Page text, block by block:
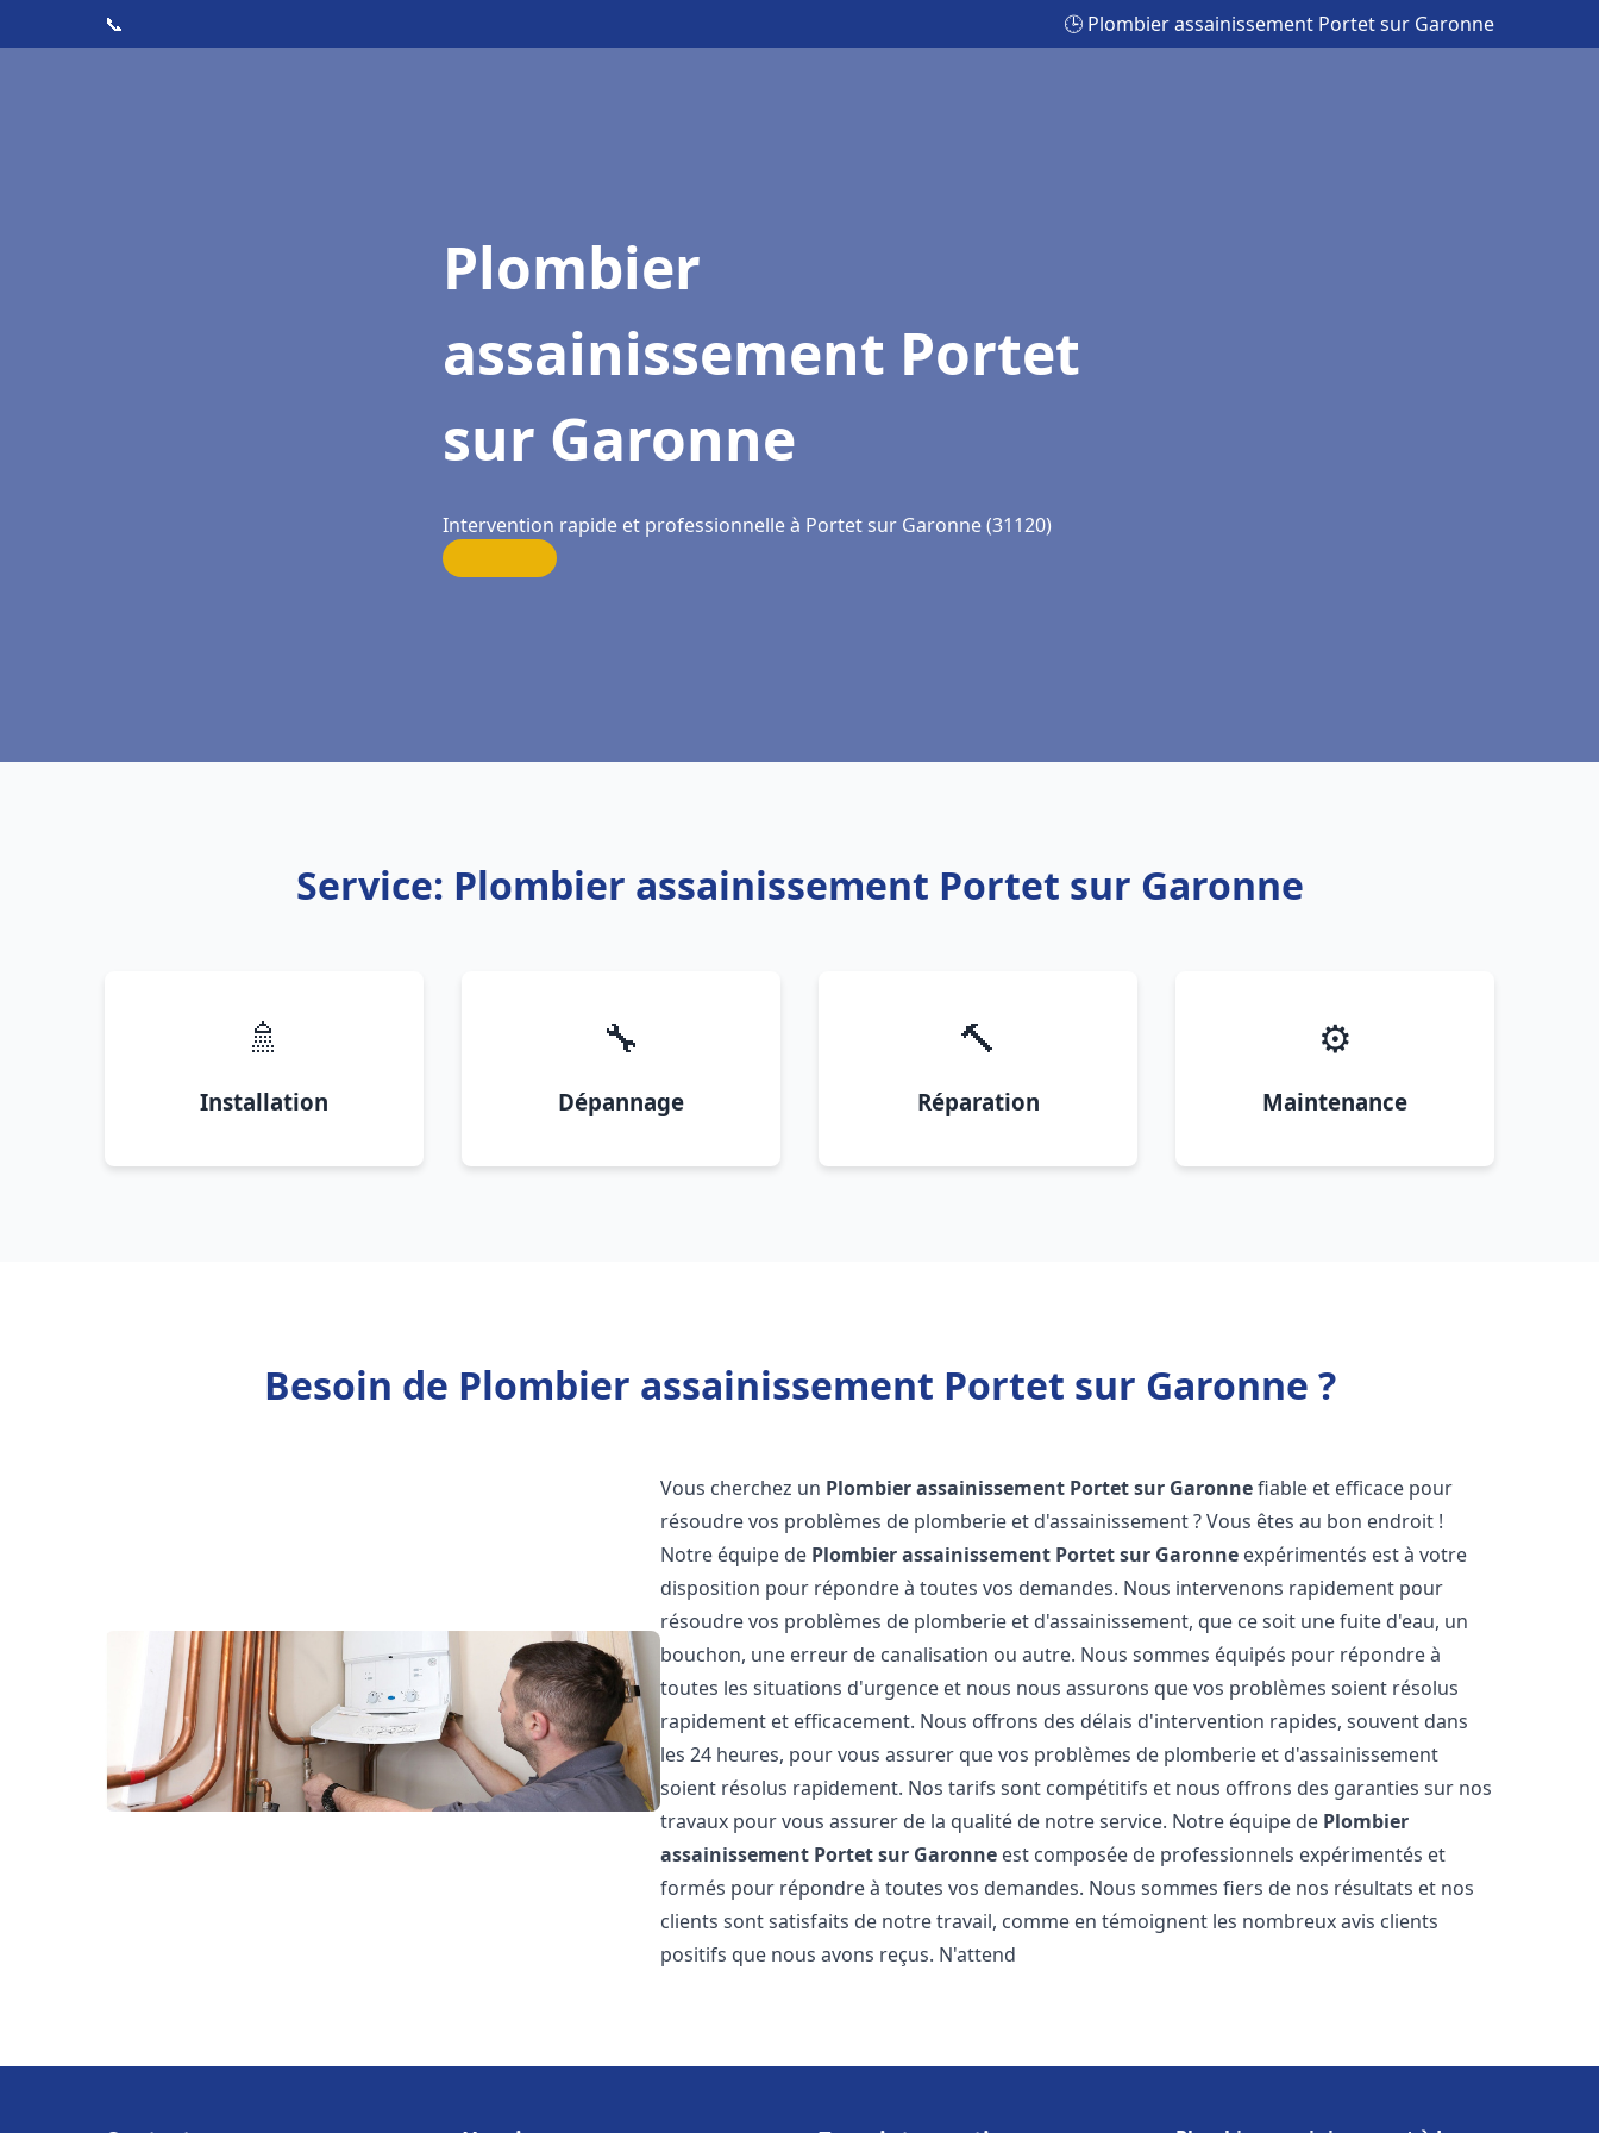
📞 🕒 Plombier assainissement Portet sur Garonne
Plombier
assainissement Portet
sur Garonne
Intervention rapide et professionnelle à Portet sur Garonne (31120)
Service: Plombier assainissement Portet sur Garonne
🚿
Installation
🔧
Dépannage
🔨
Réparation
⚙️
Maintenance
Besoin de Plombier assainissement Portet sur Garonne ?
Vous cherchez un Plombier assainissement Portet sur Garonnefiable et efficace pour
résoudre vos problèmes de plomberie et d'assainissement ? Vous êtes au bon endroit !
Notre équipe de Plombier assainissement Portet sur Garonne expérimentés est à votre
disposition pour répondre à toutes vos demandes. Nous intervenons rapidement pour
résoudre vos problèmes de plomberie et d'assainissement, que ce soit une fuite d'eau, un
bouchon, une erreur de canalisation ou autre. Nous sommes équipés pour répondre à
toutes les situations d'urgence et nous nous assurons que vos problèmes soient résolus
rapidement et efficacement. Nous offrons des délais d'intervention rapides, souvent dans
les 24 heures, pour vous assurer que vos problèmes de plomberie et d'assainissement
soient résolus rapidement. Nos tarifs sont compétitifs et nous offrons des garanties sur nos
travaux pour vous assurer de la qualité de notre service. Notre équipe de Plombier
assainissement Portet sur Garonne est composée de professionnels expérimentés et
formés pour répondre à toutes vos demandes. Nous sommes fiers de nos résultats et nos
clients sont satisfaits de notre travail, comme en témoignent les nombreux avis clients
positifs que nous avons reçus. N'attend